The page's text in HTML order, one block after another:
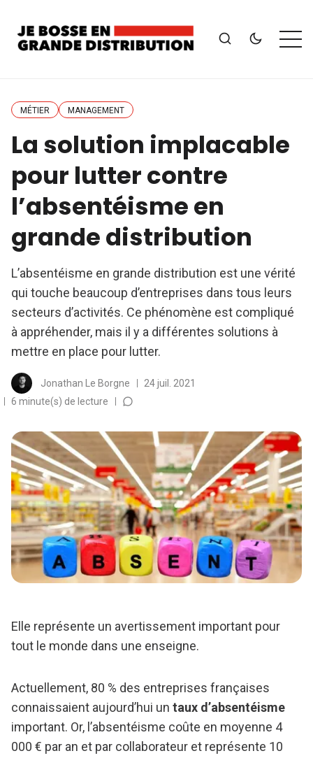
MÉTIER MANAGEMENT
La solution implacable
pour lutter contre
l’absentéisme en
grande distribution
L’absentéisme en grande distribution est une vérité
qui touche beaucoup d’entreprises dans tous leurs
secteurs d’activités. Ce phénomène est compliqué
à appréhender, mais il y a différentes solutions à
mettre en place pour lutter.
Jonathan Le Borgne
24 juil. 2021
6 minute(s) de lecture
Elle représente un avertissement important pour
tout le monde dans une enseigne.
Actuellement, 80 % des entreprises françaises
connaissaient aujourd’hui un taux d’absentéisme
important. Or, l’absentéisme coûte en moyenne 4
000 € par an et par collaborateur et représente 10